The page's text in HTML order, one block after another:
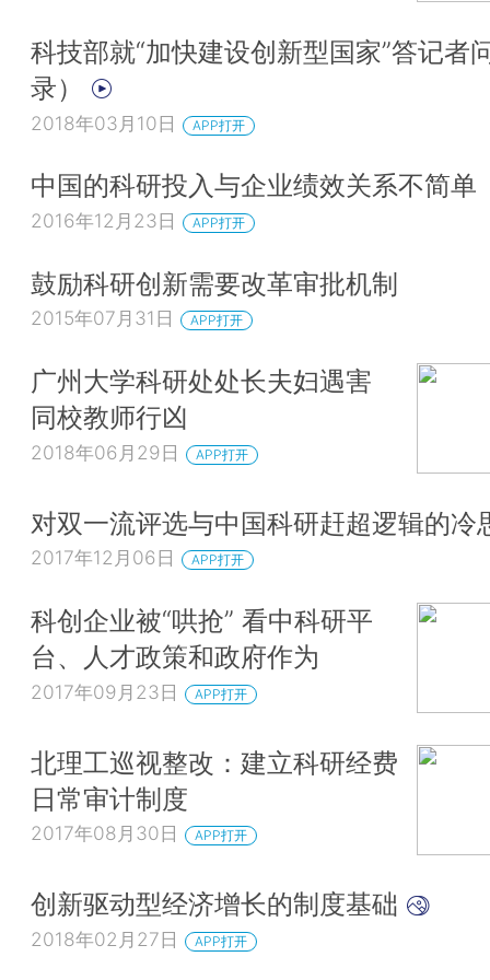
科技部就“加快建设创新型国家”答记者
录）
2018年03月10日 APP打开
中国的科研投入与企业绩效关系不简单
2016年12月23日 APP打开
鼓励科研创新需要改革审批机制
2015年07月31日 APP打开
广州大学科研处处长夫妇遇害
同校教师行凶
2018年06月29日 APP打开
对双一流评选与中国科研赶超逻辑的
2017年12月06日 APP打开
科创企业被“哄抢” 看中科研平
台、人才政策和政府作为
2017年09月23日 APP打开
北理工巡视整改：建立科研经费
日常审计制度
2017年08月30日 APP打开
创新驱动型经济增长的制度基础
2018年02月27日 APP打开